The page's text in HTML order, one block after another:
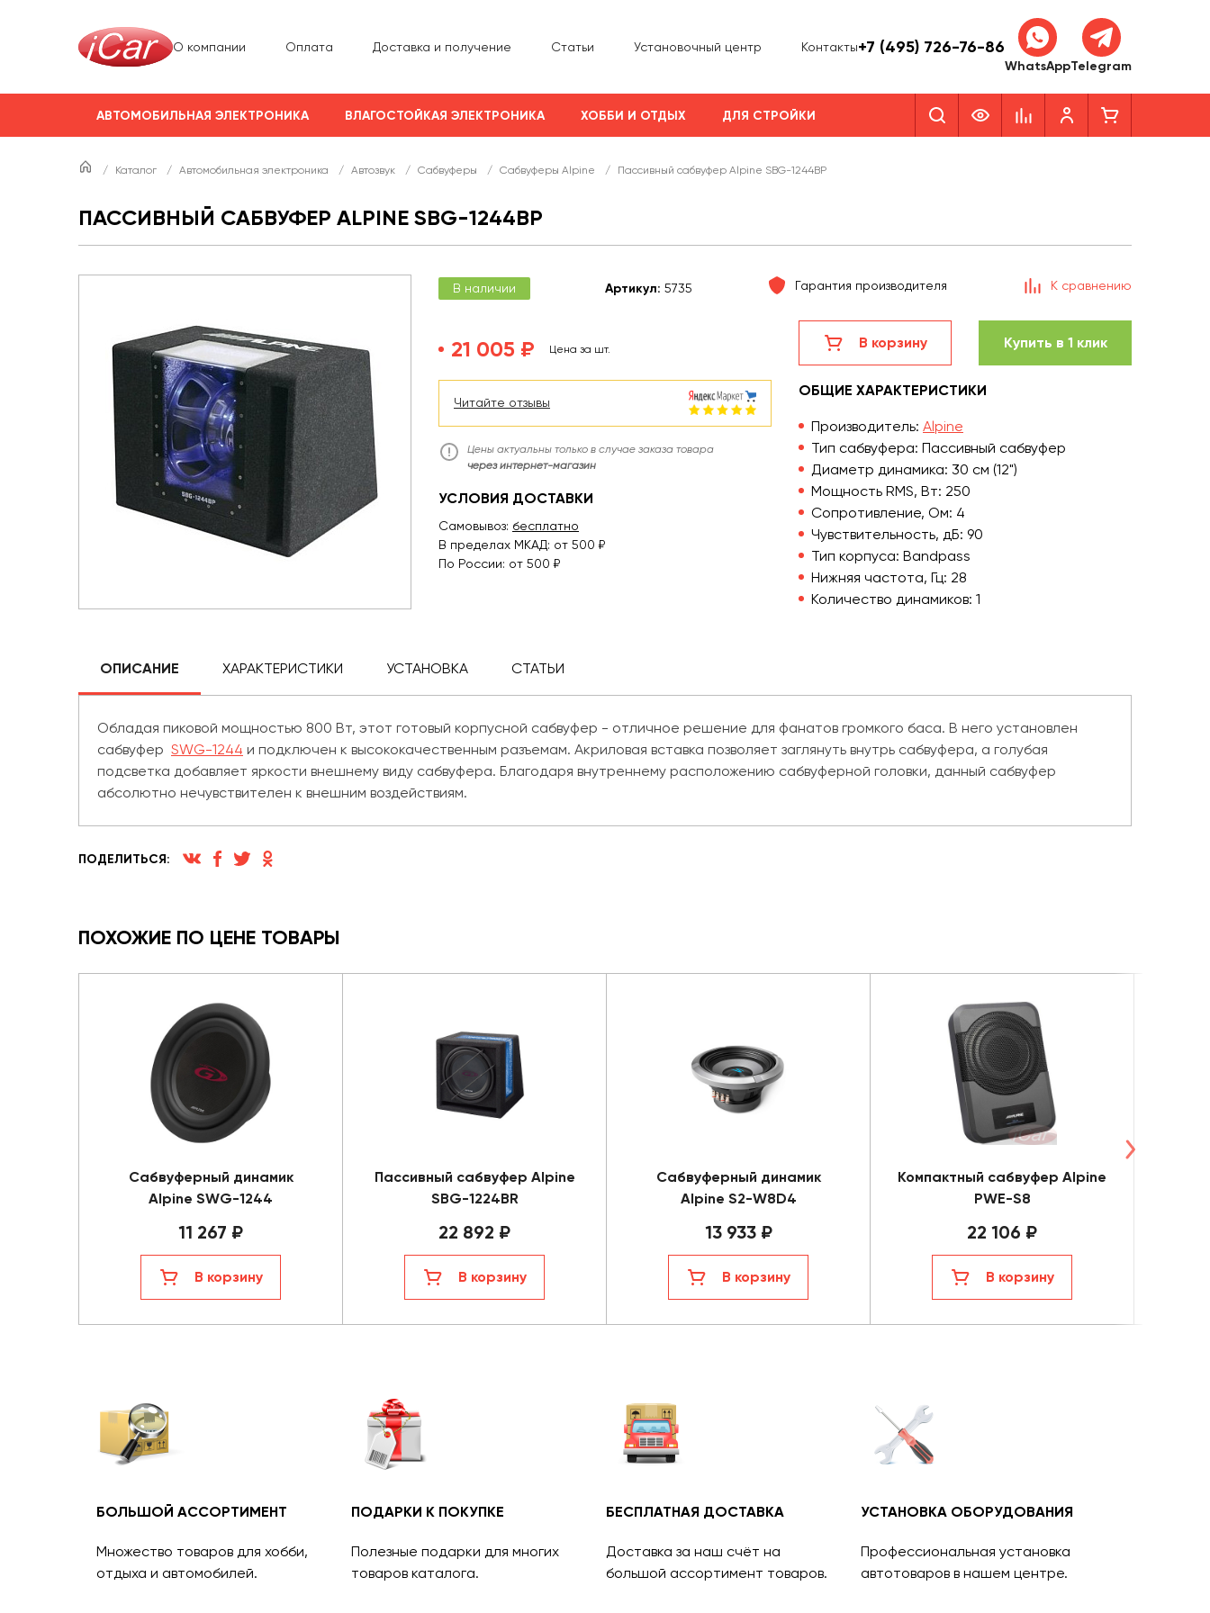
О компании Оплата Доставка и получение Статьи Установочный центр Контакты+7 (495) 726-76-86
WhatsAppTelegram
АВТОМОБИЛЬНАЯ ЭЛЕКТРОНИКА ВЛАГОСТОЙКАЯ ЭЛЕКТРОНИКА ХОББИ И ОТДЫХ ДЛЯ СТРОЙКИ
/ Каталог / Автомобильная электроника / Автозвук / Сабвуферы / Сабвуферы Alpine / Пассивный сабвуфер Alpine SBG-1244BP
ПАССИВНЫЙ САБВУФЕР ALPINE SBG-1244BP
В наличии Артикул: 5735 Гарантия производителя К сравнению
21 005 ₽ Цена за шт.
Читайте отзывы
Цены актуальны только в случае заказа товара
через интернет-магазин
УСЛОВИЯ ДОСТАВКИ
Самовывоз: бесплатно
В пределах МКАД: от 500 ₽
По России: от 500 ₽
В корзину Купить в 1 клик
ОБЩИЕ ХАРАКТЕРИСТИКИ
Производитель: Alpine
Тип сабвуфера: Пассивный сабвуфер
Диаметр динамика: 30 см (12")
Мощность RMS, Вт: 250
Сопротивление, Ом: 4
Чувствительность, дБ: 90
Тип корпуса: Bandpass
Нижняя частота, Гц: 28
Количество динамиков: 1
ОПИСАНИЕ ХАРАКТЕРИСТИКИ УСТАНОВКА СТАТЬИ
Обладая пиковой мощностью 800 Вт, этот готовый корпусной сабвуфер - отличное решение для фанатов громкого баса. В него установлен
сабвуфер SWG-1244 и подключен к высококачественным разъемам. Акриловая вставка позволяет заглянуть внутрь сабвуфера, а голубая
подсветка добавляет яркости внешнему виду сабвуфера. Благодаря внутреннему расположению сабвуферной головки, данный сабвуфер
абсолютно нечувствителен к внешним воздействиям.
ПОДЕЛИТЬСЯ:
ПОХОЖИЕ ПО ЦЕНЕ ТОВАРЫ
Сабвуферный динамик
Alpine SWG-1244
11 267 ₽
В корзину
Пассивный сабвуфер Alpine
SBG-1224BR
22 892 ₽
В корзину
Сабвуферный динамик
Alpine S2-W8D4
13 933 ₽
В корзину
Компактный сабвуфер Alpine
PWE-S8
22 106 ₽
В корзину
БОЛЬШОЙ АССОРТИМЕНТ
Множество товаров для хобби,
отдыха и автомобилей.
ПОДАРКИ К ПОКУПКЕ
Полезные подарки для многих
товаров каталога.
БЕСПЛАТНАЯ ДОСТАВКА
Доставка за наш счёт на
большой ассортимент товаров.
УСТАНОВКА ОБОРУДОВАНИЯ
Профессиональная установка
автотоваров в нашем центре.